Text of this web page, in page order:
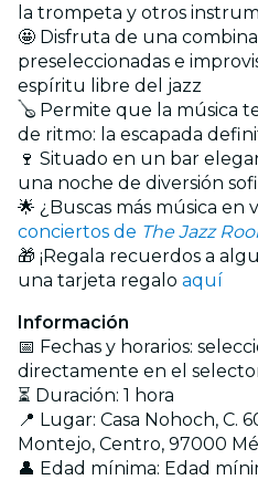
la trompeta y otros
🤩 Disfruta de una
preseleccionadas e
espíritu libre del jazz
🪕 Permite que la música
de ritmo: la escapada
🍷 Situado en un bar
una noche de diversión
🌟 ¿Buscas más música en
conciertos de The Jazz
🎁 ¡Regala recuerdos a
una tarjeta regalo aquí
Información
📅 Fechas y horarios:
directamente en el
⏳ Duración: 1 hora
📍 Lugar: Casa Nohoch, C.
Montejo, Centro, 97000
👤 Edad mínima: Edad